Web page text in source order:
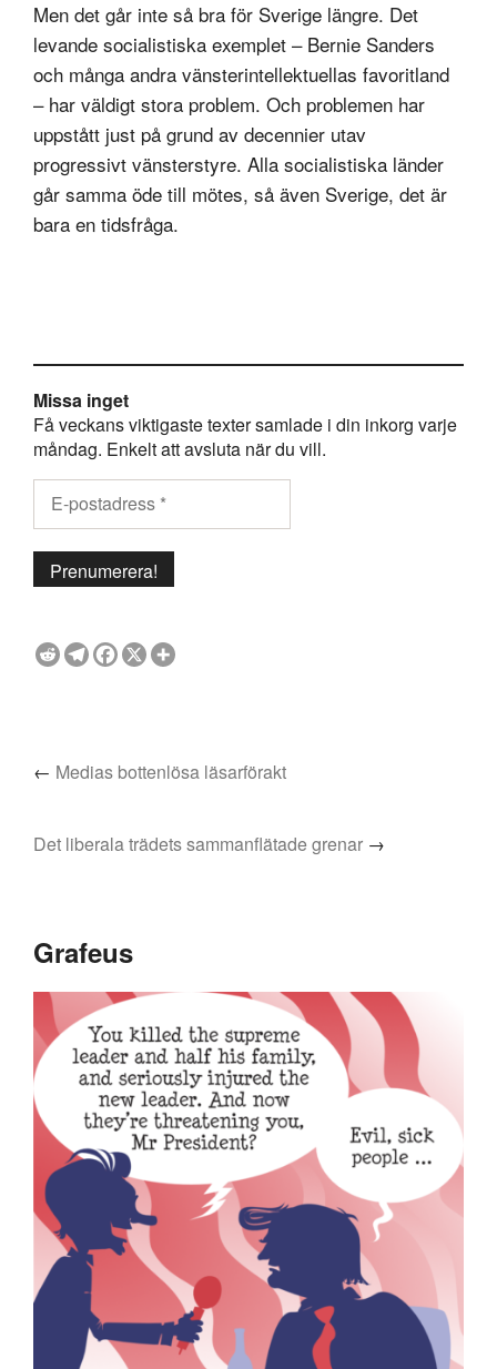
Men det går inte så bra för Sverige längre. Det
levande socialistiska exemplet – Bernie Sanders
och många andra vänsterintellektuellas favoritland
– har väldigt stora problem. Och problemen har
uppstått just på grund av decennier utav
progressivt vänsterstyre. Alla socialistiska länder
går samma öde till mötes, så även Sverige, det är
bara en tidsfråga.
Missa inget
Få veckans viktigaste texter samlade i din inkorg varje
måndag. Enkelt att avsluta när du vill.
← Medias bottenlösa läsarförakt
Det liberala trädets sammanflätade grenar →
Grafeus